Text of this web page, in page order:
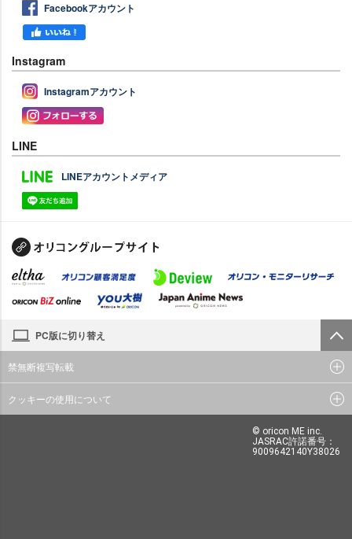
Facebookアカウント
Instagram
Instagramアカウント
LINE
LINEアカウントメディア
PC版に切り替え
禁無断複写転載
クッキーの使用について
© oricon ME inc.
JASRAC許諾番号：
9009642140Y38026